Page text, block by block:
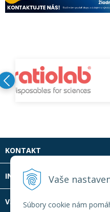
Vaše
Súbory cookie nám
KONTAKT
INFOLINKA
VŠETKO O NÁKUPE